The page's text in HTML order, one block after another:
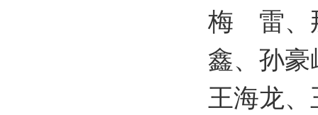
梅 雷、
鑫、孙
王海龙